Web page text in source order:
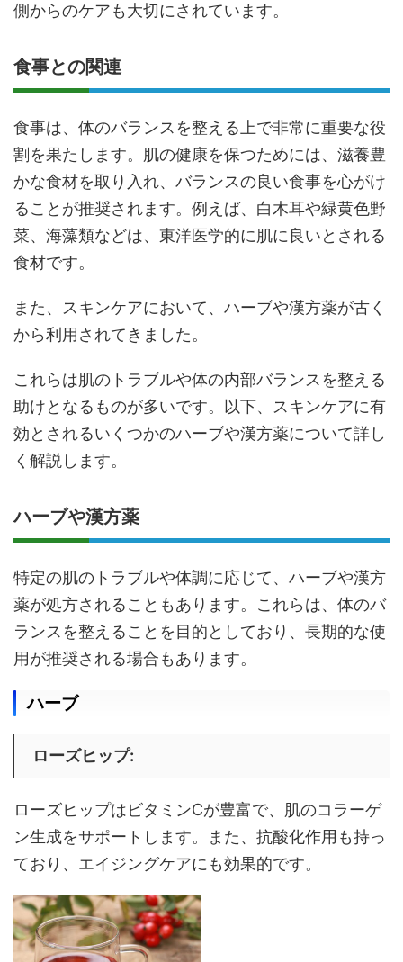
側からのケアも大切にされています。
食事との関連
食事は、体のバランスを整える上で非常に重要な役
割を果たします。肌の健康を保つためには、滋養豊
かな食材を取り入れ、バランスの良い食事を心がけ
ることが推奨されます。例えば、白木耳や緑黄色野
菜、海藻類などは、東洋医学的に肌に良いとされる
食材です。
また、スキンケアにおいて、ハーブや漢方薬が古く
から利用されてきました。
これらは肌のトラブルや体の内部バランスを整える
助けとなるものが多いです。以下、スキンケアに有
効とされるいくつかのハーブや漢方薬について詳し
く解説します。
ハーブや漢方薬
特定の肌のトラブルや体調に応じて、ハーブや漢方
薬が処方されることもあります。これらは、体のバ
ランスを整えることを目的としており、長期的な使
用が推奨される場合もあります。
ハーブ
ローズヒップ:
ローズヒップはビタミンCが豊富で、肌のコラーゲ
ン生成をサポートします。また、抗酸化作用も持っ
ており、エイジングケアにも効果的です。